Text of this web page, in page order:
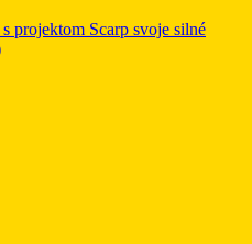
projektom Scarp svoje silné